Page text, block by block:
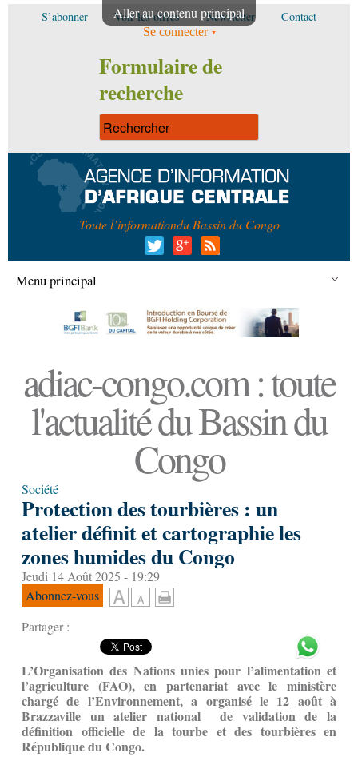
Aller au contenu principal
S’abonner Voir les offres Newsletter Contact
Se connecter
Formulaire de
recherche
Toute l’informationdu Bassin du Congo
Menu principal
adiac-congo.com : toute
l'actualité du Bassin du
Congo
Société
Protection des tourbières : un
atelier définit et cartographie les
zones humides du Congo
Jeudi 14 Août 2025 - 19:29
Abonnez-vous
Partager :
L’Organisation des Nations unies pour l’alimentation et
l’agriculture (FAO), en partenariat avec le ministère
chargé de l’Environnement, a organisé le 12 août à
Brazzaville un atelier national de validation de la
définition officielle de la tourbe et des tourbières en
République du Congo.